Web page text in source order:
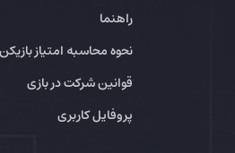
راهنما
نحوه محاسبه امتیاز بازیکن
قوانین شرکت در بازی
پروفایل کاربری